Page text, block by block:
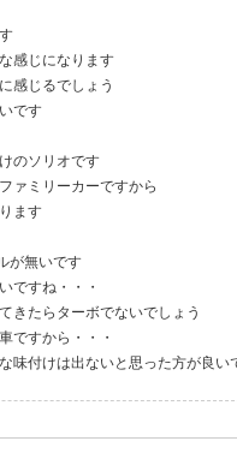
感じになります
感じるでしょう
です
のソリオです
ァミリーカーですから
ます
が無いです
ですね・・・
きたらターボでないでしょう
ですから・・・
味付けは出ないと思った方が良い